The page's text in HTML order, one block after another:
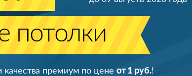
потолки
качества премиум по цене от 1 руб.!